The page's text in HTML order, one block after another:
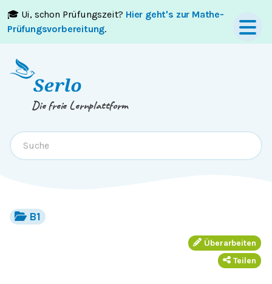
🎓 Ui, schon Prüfungszeit? Hier geht's zur Mathe-
Prüfungsvorbereitung.
Springe zumInhaltoderFooter
Die freie Lernplattform
B1
Überarbeiten
Teilen